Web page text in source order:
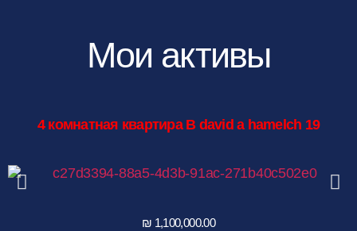
Мои активы
комнатная квартира B david a hamelch 19
4
‏1,100,000.00 ₪